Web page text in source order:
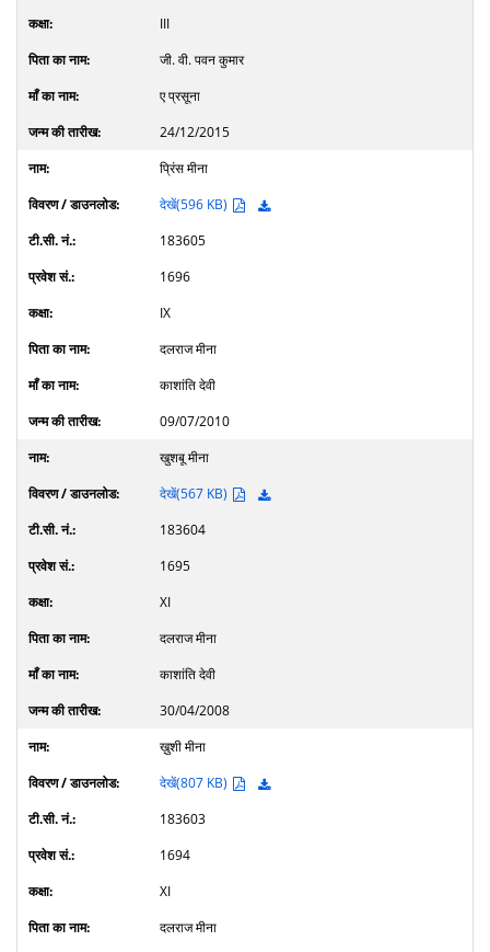
III
जी. वी. पवन कुमार
ए प्रसूना
24/12/2015
प्रिंस मीना
देखें(596 KB)
183605
1696
IX
दलराज मीना
काशांति देवी
09/07/2010
खुशबू मीना
देखें(567 KB)
183604
1695
XI
दलराज मीना
काशांति देवी
30/04/2008
ख़ुशी मीना
देखें(807 KB)
183603
1694
XI
दलराज मीना